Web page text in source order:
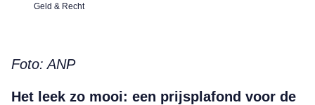
Geld & Recht
Foto: ANP
Het leek zo mooi: een prijsplafond voor de